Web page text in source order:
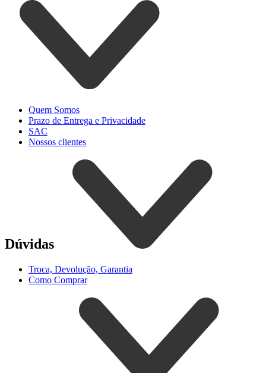
Quem Somos
Prazo de Entrega e Privacidade
SAC
Nossos clientes
Dúvidas
Troca, Devolução, Garantia
Como Comprar